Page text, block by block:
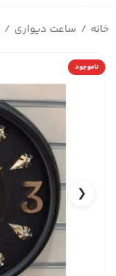
خانه ساعت دیواری
ناموجود
❮